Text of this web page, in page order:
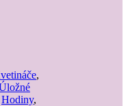
,
Hodiny,